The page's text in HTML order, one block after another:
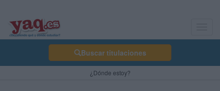
Buscar titulaciones
¿Dónde estoy?